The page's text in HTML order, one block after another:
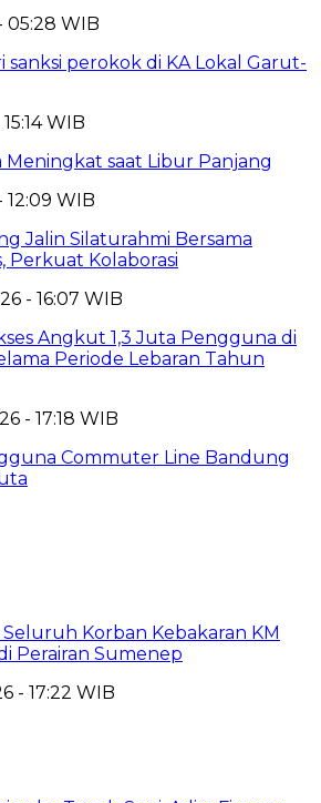
05:28 WIB
sanksi perokok di KA Lokal Garut-
WIB
saat Libur Panjang
12:09 WIB
Jalin Silaturahmi Bersama
Perkuat Kolaborasi
- 16:07 WIB
Angkut 1,3 Juta Pengguna di
Periode Lebaran Tahun
- 17:18 WIB
Commuter Line Bandung
Seluruh Korban Kebakaran KM
Perairan Sumenep
- 17:22 WIB